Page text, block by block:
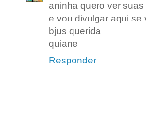
aninha quero ver suas
e vou divulgar aqui se
bjus querida
quiane
Responder